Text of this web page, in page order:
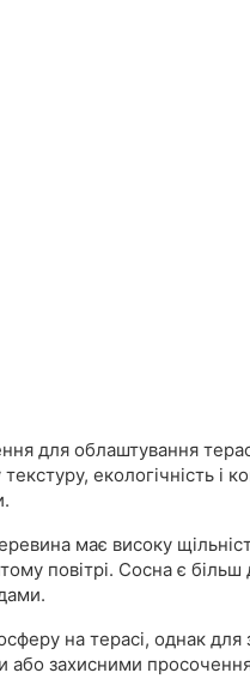
для облаштування
екологічність і
має високу
повітрі. Сосна є більш
на терасі, однак
або захисними